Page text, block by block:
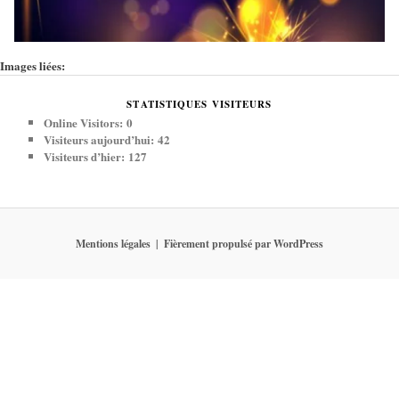
Images liées:
STATISTIQUES VISITEURS
Online Visitors:0
Visiteurs aujourd’hui:42
Visiteurs d’hier: 127
Mentions légales Fièrement propulsé par WordPress